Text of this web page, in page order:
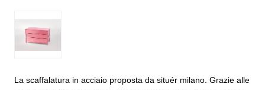
La scaffalatura in acciaio proposta da situér milano. Grazie alle